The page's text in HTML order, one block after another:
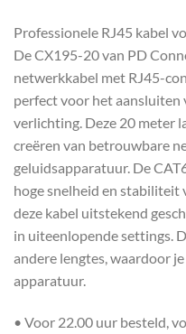
Professionele RJ45 kabel
De CX195-20 van PD
netwerkkabel met RJ45-
perfect voor het
verlichting. Deze 20 meter
creëren van betrouwbare
geluidsapparatuur. De
hoge snelheid en stabiliteit
deze kabel uitstekend
in uiteenlopende settings.
andere lengtes, waardoor
apparatuur.
• Voor 22.00 uur besteld,